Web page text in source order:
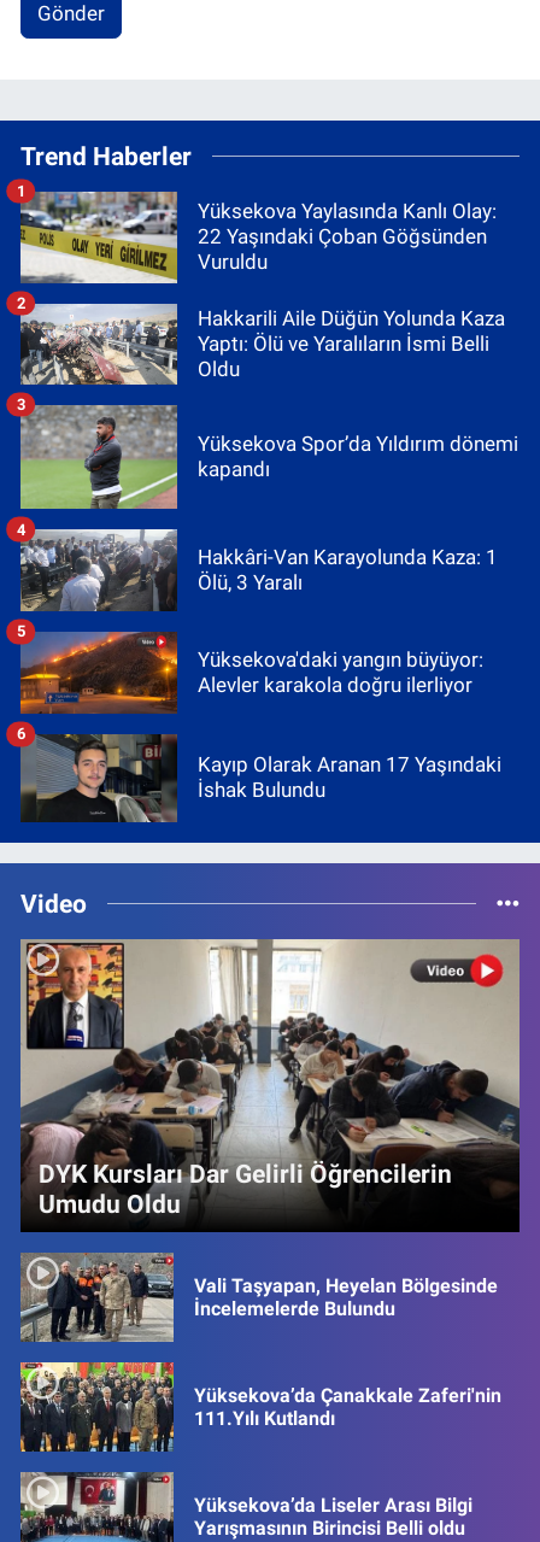
Gönder
Trend Haberler
Yüksekova Yaylasında Kanlı Olay:
22 Yaşındaki Çoban Göğsünden
Vuruldu
1
Hakkarili Aile Düğün Yolunda Kaza
Yaptı: Ölü ve Yaralıların İsmi Belli
Oldu
2
Yüksekova Spor’da Yıldırım dönemi
kapandı
3
Hakkâri-Van Karayolunda Kaza: 1
Ölü, 3 Yaralı
4
Yüksekova'daki yangın büyüyor:
Alevler karakola doğru ilerliyor
5
Kayıp Olarak Aranan 17 Yaşındaki
İshak Bulundu
6
Video
DYK Kursları Dar Gelirli Öğrencilerin
Umudu Oldu
Vali Taşyapan, Heyelan Bölgesinde
İncelemelerde Bulundu
Yüksekova’da Çanakkale Zaferi'nin
111.Yılı Kutlandı
Yüksekova’da Liseler Arası Bilgi
Yarışmasının Birincisi Belli oldu